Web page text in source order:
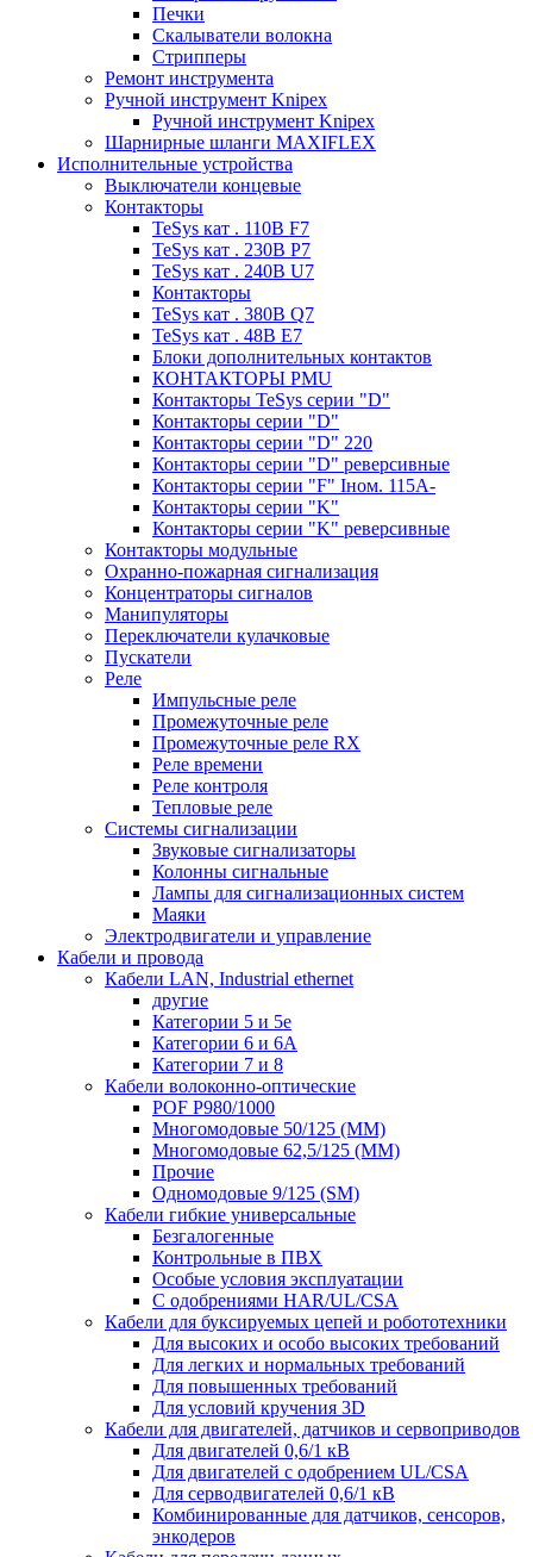
Печки
Скалыватели волокна
Стрипперы
Ремонт инструмента
Ручной инструмент Knipex
Ручной инструмент Knipex
Шарнирные шланги MAXIFLEX
Исполнительные устройства
Выключатели концевые
Контакторы
TeSys кат . 110В F7
TeSys кат . 230В P7
TeSys кат . 240В U7
Контакторы
TeSys кат . 380В Q7
TeSys кат . 48В E7
Блоки дополнительных контактов
КОНТАКТОРЫ PMU
Контакторы TeSys серии "D"
Контакторы серии "D"
Контакторы серии "D" 220
Контакторы серии "D" реверсивные
Контакторы серии "F" Iном. 115А-
Контакторы серии "K"
Контакторы серии "K" реверсивные
Контакторы модульные
Охранно-пожарная сигнализация
Концентраторы сигналов
Манипуляторы
Переключатели кулачковые
Пускатели
Реле
Импульсные реле
Промежуточные реле
Промежуточные реле RX
Реле времени
Реле контроля
Тепловые реле
Системы сигнализации
Звуковые сигнализаторы
Колонны сигнальные
Лампы для сигнализационных систем
Маяки
Электродвигатели и управление
Кабели и провода
Кабели LAN, Industrial ethernet
другие
Категории 5 и 5е
Категории 6 и 6A
Категории 7 и 8
Кабели волоконно-оптические
POF P980/1000
Многомодовые 50/125 (ММ)
Многомодовые 62,5/125 (ММ)
Прочие
Одномодовые 9/125 (SM)
Кабели гибкие универсальные
Безгалогенные
Контрольные в ПВХ
Особые условия эксплуатации
С одобрениями HAR/UL/CSA
Кабели для буксируемых цепей и робототехники
Для высоких и особо высоких требований
Для легких и нормальных требований
Для повышенных требований
Для условий кручения 3D
Кабели для двигателей, датчиков и сервоприводов
Для двигателей 0,6/1 кВ
Для двигателей с одобрением UL/CSA
Для серводвигателей 0,6/1 кВ
Комбинированные для датчиков, cенсоров,
энкодеров